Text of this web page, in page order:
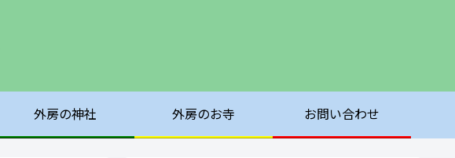
外房の神社 外房のお寺 お問い合わせ